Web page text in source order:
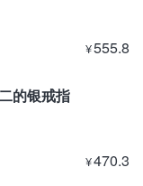
¥555.8
的银戒指
¥470.3